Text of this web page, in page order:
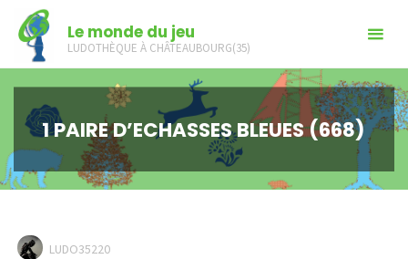
content
Le monde du jeu
LUDOTHÈQUE À CHÂTEAUBOURG(35)
1 PAIRE D’ECHASSES BLEUES (668)
LUDO35220